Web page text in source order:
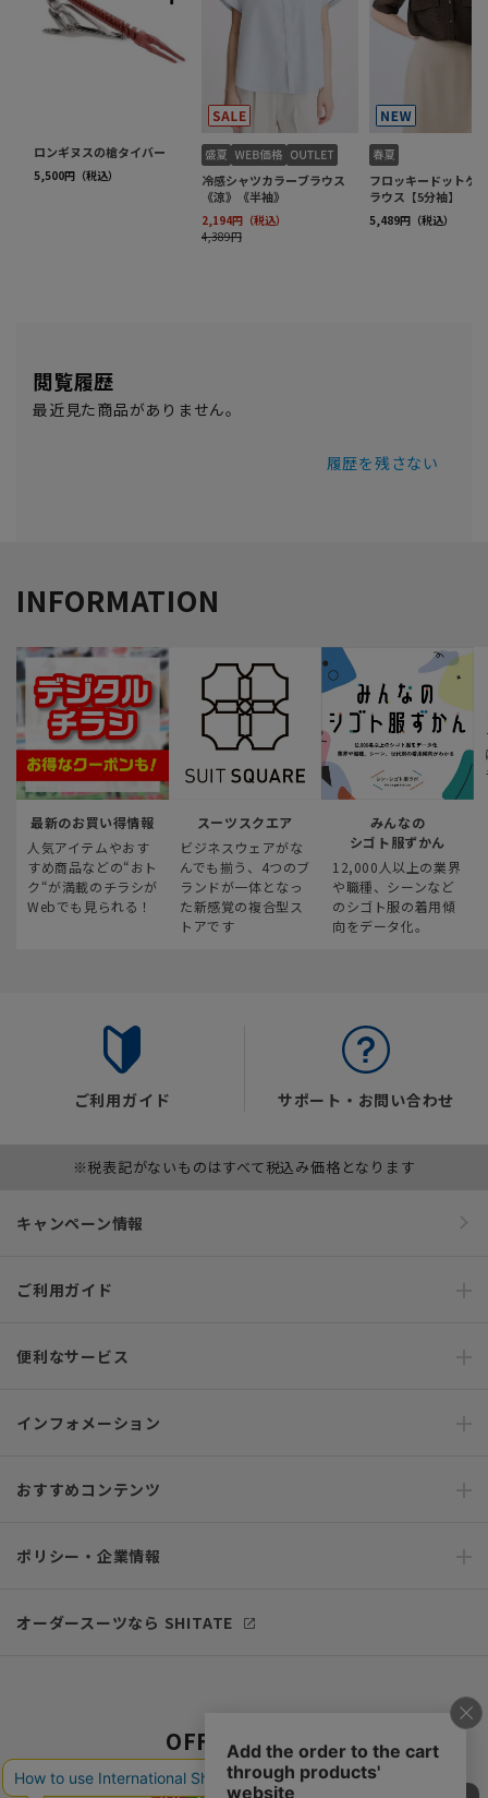
閲覧履歴
最近見た商品がありません。
履歴を残さない
INFORMATION
最新のお買い得情報
人気アイテムやおす
すめ商品などの“おト
ク“が満載のチラシが
Webでも見られる！
スーツスクエア
ビジネスウェアがな
んでも揃う、4つのブ
ランドが一体となっ
た新感覚の複合型ス
トアです
みんなの
シゴト服ずかん
12,000人以上の業界
や職種、シーンなど
のシゴト服の着用傾
向をデータ化。
ご利用ガイド サポート・お問い合わせ
※税表記がないものはすべて税込み価格となります
キャンペーン情報
ご利用ガイド
便利なサービス
インフォメーション
おすすめコンテンツ
ポリシー・企業情報
オーダースーツなら SHITATE
OFFICIAL SNS